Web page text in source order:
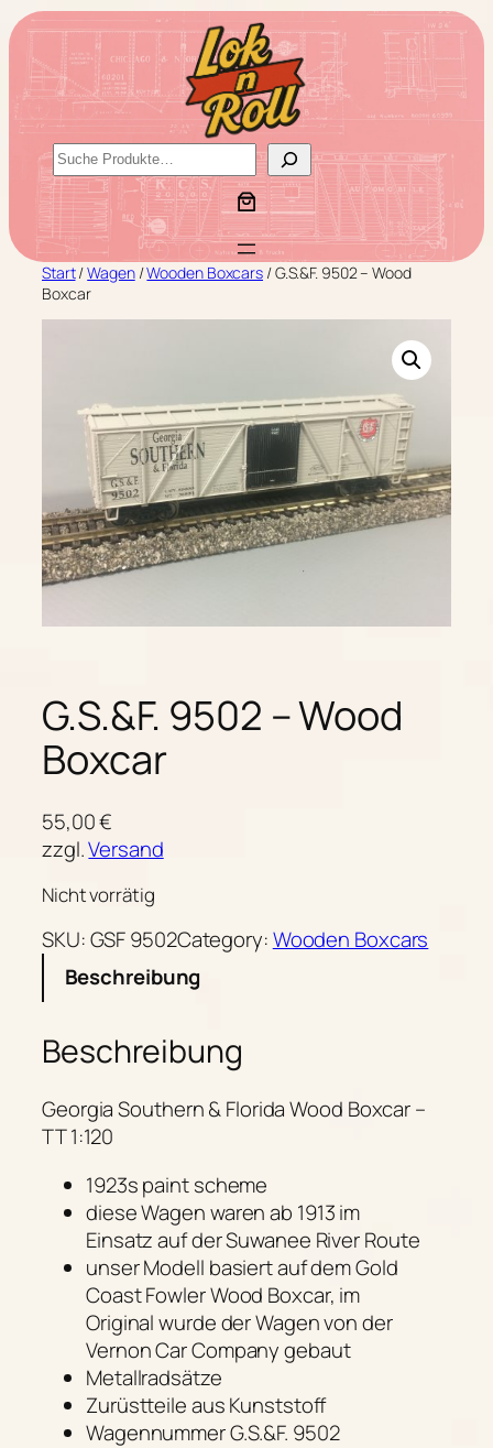
Zum
Inhalt
springen
S
u
c
h
e
n
Start/Wagen/Wooden Boxcars / G.S.&F. 9502 – Wood
Boxcar
G.S.&F. 9502 – Wood
Boxcar
55,00€
zzgl.Versand
Nicht vorrätig
SKU:GSF 9502Category:Wooden Boxcars
Beschreibung
Beschreibung
Georgia Southern & Florida Wood Boxcar –
TT 1:120
1923s paint scheme
diese Wagen waren ab 1913 im
Einsatz auf der Suwanee River Route
unser Modell basiert auf dem Gold
Coast Fowler Wood Boxcar, im
Original wurde der Wagen von der
Vernon Car Company gebaut
Metallradsätze
Zurüstteile aus Kunststoff
Wagennummer G.S.&F. 9502